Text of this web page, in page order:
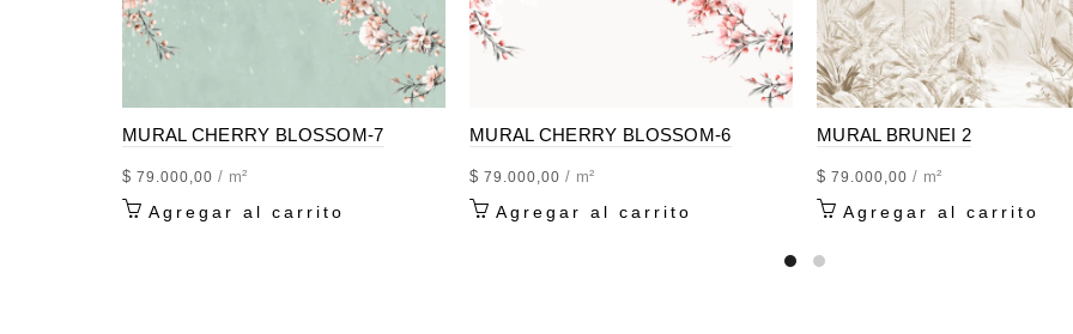
PAPELES
Etiqueta:MURAL
MURAL CHERRY BLOSSOM-7
$ 79.000,00 / m²
Agregar al carrito
MURAL CHERRY BLOSSOM-6
$ 79.000,00 / m²
Agregar al carrito
MURAL BRUNEI 2
$ 79.000,00 / m²
Agregar al carrito